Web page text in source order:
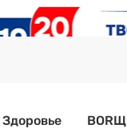
Здоровье BORЩ